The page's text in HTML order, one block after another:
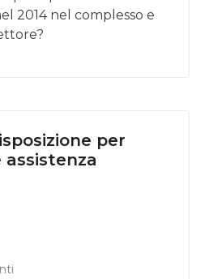
2014 nel complesso e
per